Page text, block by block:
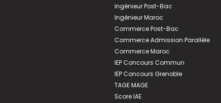
Ingénieur Post-Bac
Ingénieur Maroc
Commerce Post-Bac
Commerce Admission Parallèle
Commerce Maroc
IEP Concours Commun
IEP Concours Grenoble
TAGE MAGE
Score IAE